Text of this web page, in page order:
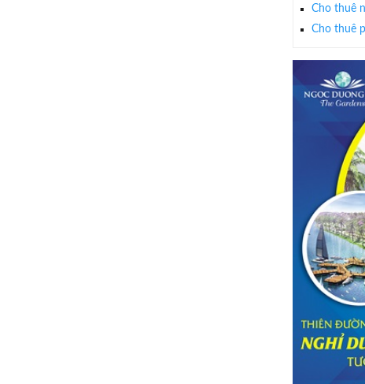
Cho thuê
Cho thuê